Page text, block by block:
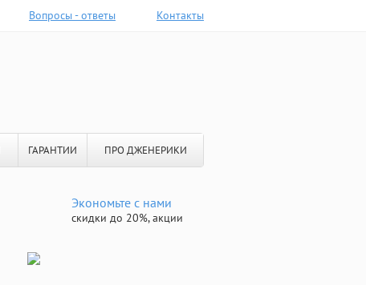
Вопросы - ответы Контакты
ГАРАНТИИ ПРО ДЖЕНЕРИКИ
Экономьте с нами
скидки до 20%, акции